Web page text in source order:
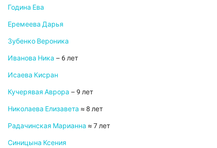
Година Ева
Еремеева Дарья
Зубенко Вероника
Иванова Ника – 6 лет
Исаева Кисран
Кучерявая Аврора – 9 лет
Николаева Елизавета ≈ 8 лет
Радачинская Марианна ≈ 7 лет
Синицына Ксения